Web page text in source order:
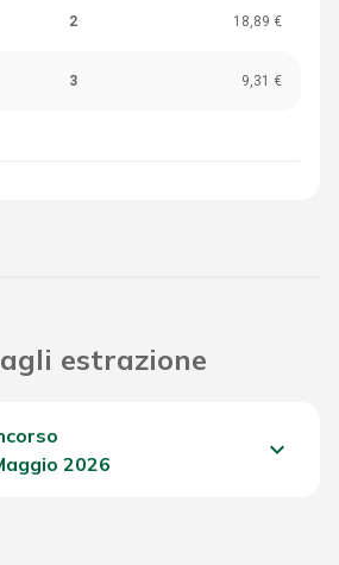
2 18,89 €
3 9,31 €
estrazione
2026
keyboard_arrow_down